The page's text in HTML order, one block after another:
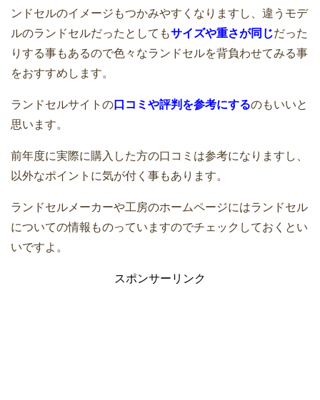
ンドセルのイメージもつかみやすくなりますし、違うモデ
ルのランドセルだったとしてもサイズや重さが同じだった
りする事もあるので色々なランドセルを背負わせてみる事
をおすすめします。
ランドセルサイトの口コミや評判を参考にするのもいいと
思います。
前年度に実際に購入した方の口コミは参考になりますし、
以外なポイントに気が付く事もあります。
ランドセルメーカーや工房のホームページにはランドセル
についての情報ものっていますのでチェックしておくとい
いですよ。
スポンサーリンク